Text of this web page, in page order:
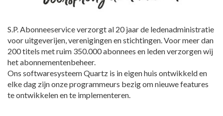
S.P. Abonneeservice verzorgt al 20 jaar de ledenadministratie
voor uitgeverijen, verenigingen en stichtingen. Voor meer dan
200 titels met ruim 350.000 abonnees en leden verzorgen wij
het abonnementenbeheer.
Ons softwaresysteem Quartz is in eigen huis ontwikkeld en
elke dag zijn onze programmeurs bezig om nieuwe features
te ontwikkelen en te implementeren.